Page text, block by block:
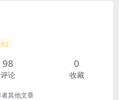
]
98
评论
0
收藏
者其他文章